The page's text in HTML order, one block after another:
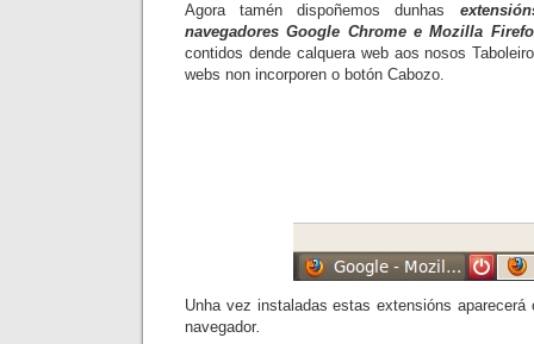
Agora tamén dispoñemos dunhas
navegadoresGoogle ChromeeMozilla
contidos dende calquera web aos nosos
webs non incorporen o botón Cabozo.
Unha vez instaladas estas extensións aparecerá
navegador.